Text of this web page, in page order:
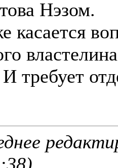
Нэзом.
касается
требует